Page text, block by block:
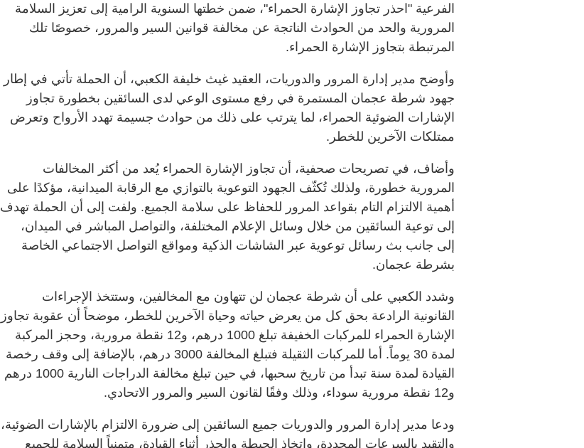
الفرعية "احذر تجاوز الإشارة الحمراء"، ضمن خطتها السنوية الرامية إلى تعزيز السلامة
المرورية والحد من الحوادث الناتجة عن مخالفة قوانين السير والمرور، خصوصًا تلك
المرتبطة بتجاوز الإشارة الحمراء.
وأوضح مدير إدارة المرور والدوريات، العقيد غيث خليفة الكعبي، أن الحملة تأتي في إطار
جهود شرطة عجمان المستمرة في رفع مستوى الوعي لدى السائقين بخطورة تجاوز
الإشارات الضوئية الحمراء، لما يترتب على ذلك من حوادث جسيمة تهدد الأرواح وتعرض
ممتلكات الآخرين للخطر.
وأضاف، في تصريحات صحفية، أن تجاوز الإشارة الحمراء يُعد من أكثر المخالفات
المرورية خطورة، ولذلك تُكثّف الجهود التوعوية بالتوازي مع الرقابة الميدانية، مؤكدًا على
أهمية الالتزام التام بقواعد المرور للحفاظ على سلامة الجميع. ولفت إلى أن الحملة تهدف
إلى توعية السائقين من خلال وسائل الإعلام المختلفة، والتواصل المباشر في الميدان،
إلى جانب بث رسائل توعوية عبر الشاشات الذكية ومواقع التواصل الاجتماعي الخاصة
بشرطة عجمان.
وشدد الكعبي على أن شرطة عجمان لن تتهاون مع المخالفين، وستتخذ الإجراءات
القانونية الرادعة بحق كل من يعرض حياته وحياة الآخرين للخطر، موضحاً أن عقوبة تجاوز
الإشارة الحمراء للمركبات الخفيفة تبلغ 1000 درهم، و12 نقطة مرورية، وحجز المركبة
لمدة 30 يوماً. أما للمركبات الثقيلة فتبلغ المخالفة 3000 درهم، بالإضافة إلى وقف رخصة
القيادة لمدة سنة تبدأ من تاريخ سحبها، في حين تبلغ مخالفة الدراجات النارية 1000 درهم
و12 نقطة مرورية سوداء، وذلك وفقًا لقانون السير والمرور الاتحادي.
ودعا مدير إدارة المرور والدوريات جميع السائقين إلى ضرورة الالتزام بالإشارات الضوئية،
والتقيد بالسرعات المحددة، واتخاذ الحيطة والحذر أثناء القيادة، متمنياً السلامة للجميع